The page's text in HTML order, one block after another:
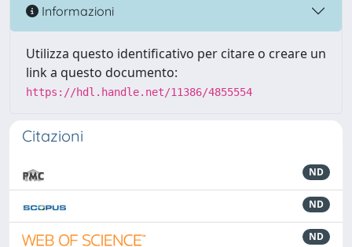
Informazioni
Utilizza questo identificativo per citare o creare un
link a questo documento:
https://hdl.handle.net/11386/4855554
Citazioni
ND
ND
ND